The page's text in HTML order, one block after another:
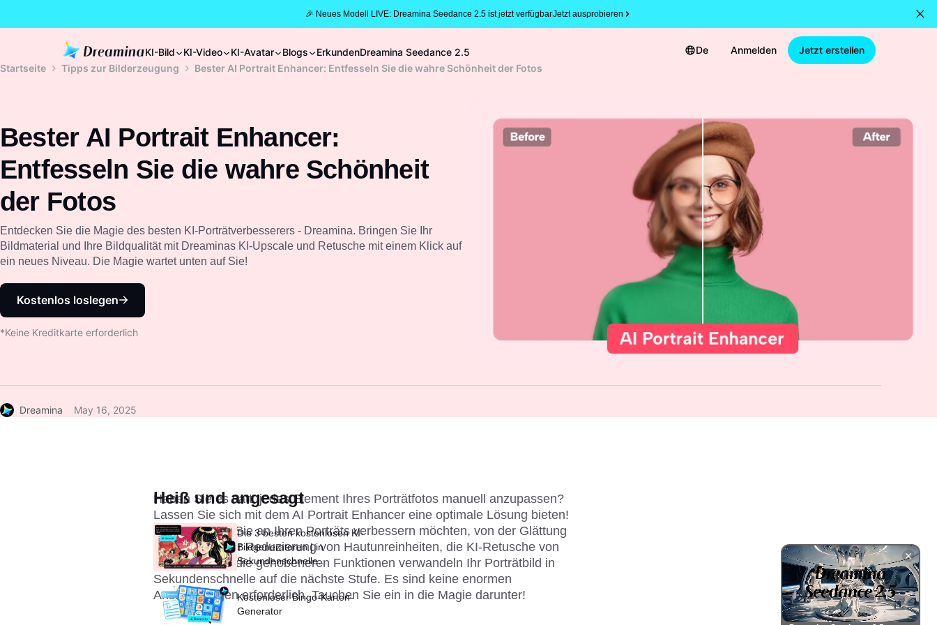
🎉 Neues Modell LIVE: Dreamina Seedance 2.5 ist jetzt verfügbarJetzt ausprobieren
KI-Bild KI-Video KI-Avatar Blogs ErkundenDreamina Seedance 2.5 De Anmelden
Jetzt erstellen
Startseite
Tipps zur Bilderzeugung Bester AI Portrait Enhancer: Entfesseln Sie die wahre Schönheit der Fotos
Bester AI Portrait Enhancer:
Entfesseln Sie die wahre Schönheit
der Fotos
Entdecken Sie die Magie des besten KI-Porträtverbesserers - Dreamina. Bringen Sie Ihr
Bildmaterial und Ihre Bildqualität mit Dreaminas KI-Upscale und Retusche mit einem Klick auf
ein neues Niveau. Die Magie wartet unten auf Sie!
Kostenlos loslegen
*Keine Kreditkarte erforderlich
Dreamina May 16, 2025
Haben Sie es satt, jedes Element Ihres Porträtfotos manuell anzupassen?
Lassen Sie sich mit dem AI Portrait Enhancer eine optimale Lösung bieten!
Egal was , die Sie an Ihren Porträts verbessern möchten, von der Glättung
der Haut bis zur Reduzierung von Hautunreinheiten, die KI-Retusche von
Dreamina und die gehobeneren Funktionen verwandeln Ihr Porträtbild in
Sekundenschnelle auf die nächste Stufe. Es sind keine enormen
Anstrengungen erforderlich. Tauchen Sie ein in die Magie darunter!
Heiß und angesagt
Die 3 besten kostenlosen KI-
Bildgeneratoren | in
Sekundenschnelle
atemberaubende Fotos
erstellen
Kostenloser Bingo-Karten-
Generator